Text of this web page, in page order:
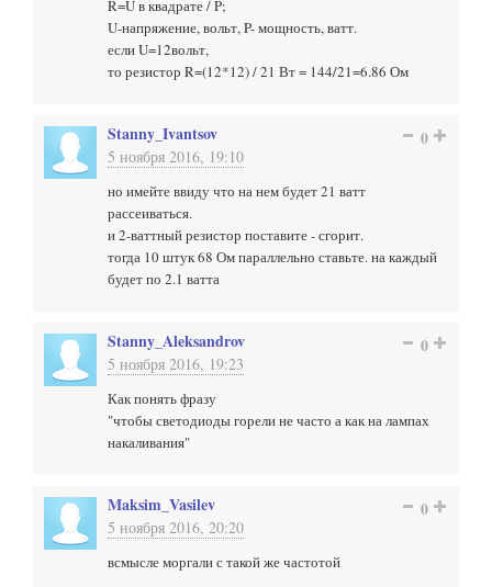
R=U в квадрате / P;
U-напряжение, вольт, P- мощность, ватт.
если U=12вольт,
то резистор R=(12*12) / 21 Вт = 144/21=6.86 Ом
Stanny_Ivantsov
5 ноября 2016, 19:10
0
но имейте ввиду что на нем будет 21 ватт
рассеиваться.
и 2-ваттный резистор поставите - сгорит.
тогда 10 штук 68 Ом параллельно ставьте. на каждый
будет по 2.1 ватта
Stanny_Aleksandrov
5 ноября 2016, 19:23
0
Как понять фразу
"чтобы светодиоды горели не часто а как на лампах
накаливания"
Maksim_Vasilev
5 ноября 2016, 20:20
0
всмысле моргали с такой же частотой